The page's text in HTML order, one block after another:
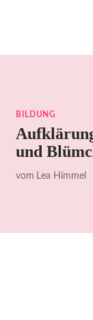
BILDUNG
und
vom Lea Himmel